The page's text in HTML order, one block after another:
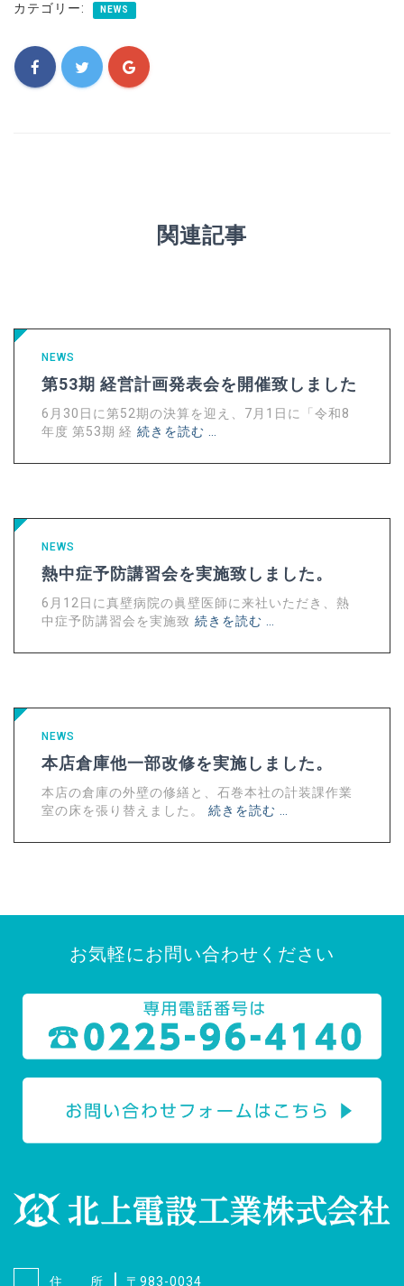
カテゴリー: NEWS
関連記事
NEWS
第53期 経営計画発表会を開催致しました
6月30日に第52期の決算を迎え、7月1日に「令和8
年度 第53期 経 続きを読む …
NEWS
熱中症予防講習会を実施致しました。
6月12日に真壁病院の眞壁医師に来社いただき、熱
中症予防講習会を実施致 続きを読む …
NEWS
本店倉庫他一部改修を実施しました。
本店の倉庫の外壁の修繕と、石巻本社の計装課作業
室の床を張り替えました。
続きを読む …
お気軽にお問い合わせください
住 所 〒983-0034